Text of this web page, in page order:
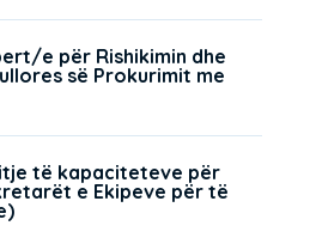
e për Rishikimin dhe
së Prokurimit me
të kapaciteteve për
e Ekipeve për të